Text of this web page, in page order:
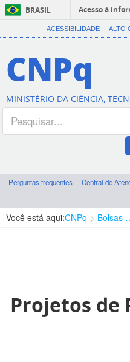
BRASIL
Acesso à
ACESSIBILIDADE ALTO
CNPq
MINISTÉRIO DA CIÊNCIA,
Perguntas frequentes Central de
Você está aqui:CNPq Bolsas e
Projetos de